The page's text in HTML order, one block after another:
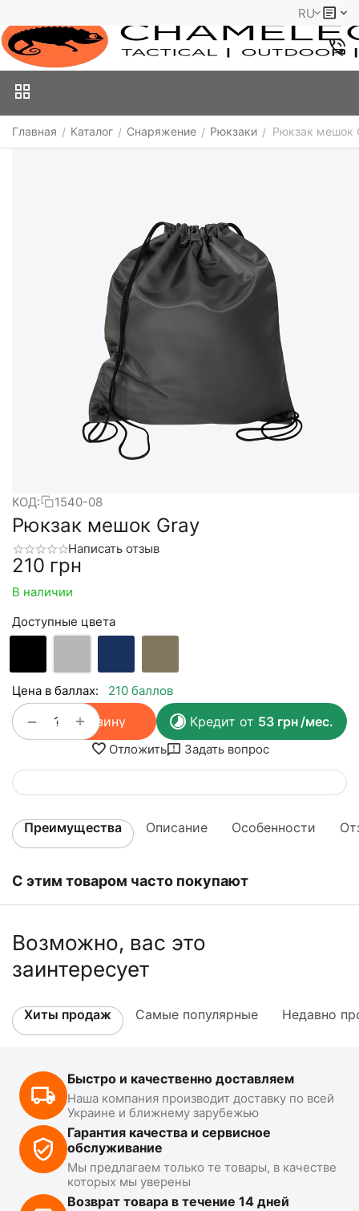
RU
Главная / Каталог / Снаряжение / Рюкзаки / Рюкзак мешок
КОД: 1540-08
Рюкзак мешок Gray
Написать отзыв
‍210‍ грн
В наличии
Доступные цвета
Цена в баллах: 210 баллов
+
− В корзину Кредит от 53 грн/мес.
Отложить Задать вопрос
Преимущества Описание Особенности
С этим товаром часто покупают
Возможно, вас это
заинтересует
Хиты продаж Самые популярные Недавно
Быстро и качественно доставляем
Наша компания производит доставку по всей
Украине и ближнему зарубежью
Гарантия качества и сервисное
обслуживание
Мы предлагаем только те товары, в качестве
которых мы уверены
Возврат товара в течение 14 дней